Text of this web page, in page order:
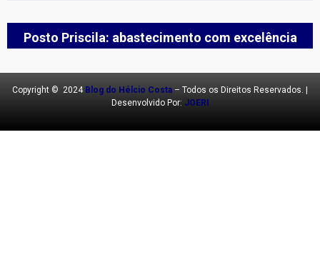
Posto Priscila: abastecimento com excelência
Copyright © 2024 Blog do Hélcio Costa – Todos os Direitos Reservados. |
Desenvolvido Por: JOERI